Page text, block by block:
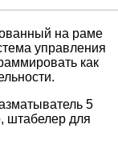
на раме
управления
как
5
штабелер для